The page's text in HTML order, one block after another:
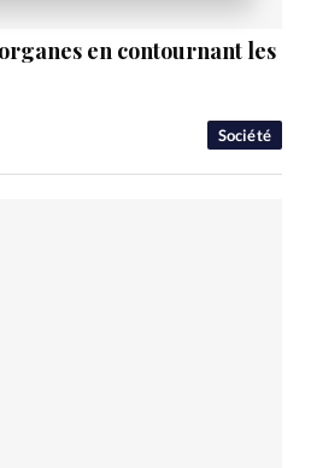
Société
en contournant les